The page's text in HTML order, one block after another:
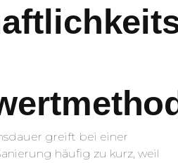
greift bei einer
häufig zu kurz, weil